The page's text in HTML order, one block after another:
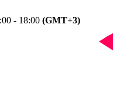
- 18:00 (GMT+3)